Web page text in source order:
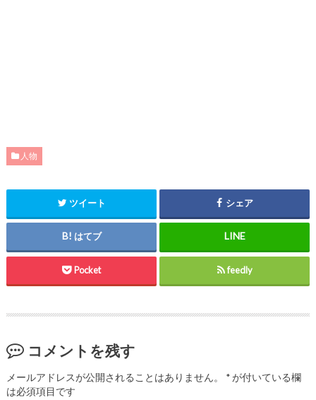
人物
ツイート シェア
はてブ
Pocket feedly
コメントを残す
メールアドレスが公開されることはありません。 *が付いている欄
は必須項目です